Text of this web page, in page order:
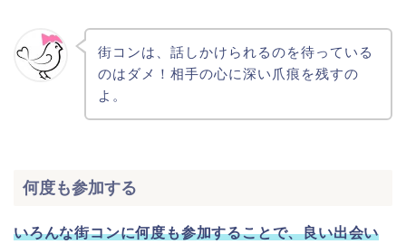
街コンは、話しかけられるのを待っている
のはダメ！相手の心に深い爪痕を残すの
よ。
何度も参加する
いろんな街コンに何度も参加することで、良い出会い